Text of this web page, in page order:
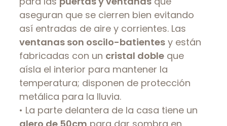
aseguran que se cierren bien evitando
así entradas de aire y corrientes. Las
ventanas son oscilo-batientes y están
fabricadas con un cristal doble que
aísla el interior para mantener la
temperatura; disponen de protección
metálica para la lluvia.
• La parte delantera de la casa tiene un